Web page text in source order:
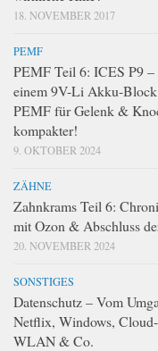
18. NOVEMBER 2017
PEMF
PEMF Teil 6: ICES P9
einem 9V-Li Akku-
PEMF für Gelenk &
kompakter!
9. OKTOBER 2024
ZÄHNE
Zahnkrams Teil 6:
mit Ozon & Abschluss
20. NOVEMBER 2024
SONSTIGES
Datenschutz – Vom
Netflix, Windows,
WLAN & Co.